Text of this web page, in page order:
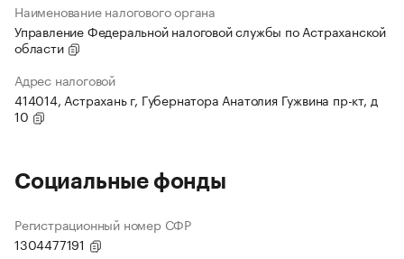
Наименование налогового органа
Управление Федеральной налоговой службы по Астраханской
области
Адрес налоговой
414014, Астрахань г, Губернатора Анатолия Гужвина пр-кт, д
10
Социальные фонды
Регистрационный номер СФР
1304477191